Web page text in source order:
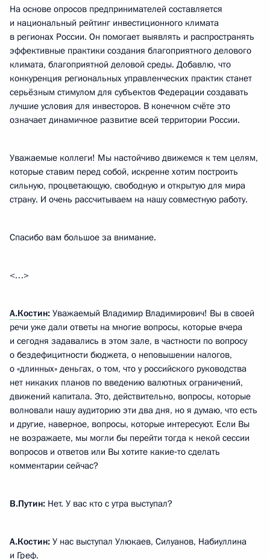
На основе опросов предпринимателей составляется
и национальный рейтинг инвестиционного климата
в регионах России. Он помогает выявлять и распространять
эффективные практики создания благоприятного делового
климата, благоприятной деловой среды. Добавлю, что
конкуренция региональных управленческих практик станет
серьёзным стимулом для субъектов Федерации создавать
лучшие условия для инвесторов. В конечном счёте это
означает динамичное развитие всей территории России.
Уважаемые коллеги! Мы настойчиво движемся к тем целям,
которые ставим перед собой, искренне хотим построить
сильную, процветающую, свободную и открытую для мира
страну. И очень рассчитываем на нашу совместную работу.
Спасибо вам большое за внимание.
<…>
А.Костин: Уважаемый Владимир Владимирович! Вы в своей
речи уже дали ответы на многие вопросы, которые вчера
и сегодня задавались в этом зале, в частности по вопросу
о бездефицитности бюджета, о неповышении налогов,
о «длинных» деньгах, о том, что у российского руководства
нет никаких планов по введению валютных ограничений,
движений капитала. Это, действительно, вопросы, которые
волновали нашу аудиторию эти два дня, но я думаю, что есть
и другие, наверное, вопросы, которые интересуют. Если Вы
не возражаете, мы могли бы перейти тогда к некой сессии
вопросов и ответов или Вы хотите какие‑то сделать
комментарии сейчас?
В.Путин: Нет. У вас кто с утра выступал?
А.Костин: У нас выступал Улюкаев, Силуанов, Набиуллина
и Греф.